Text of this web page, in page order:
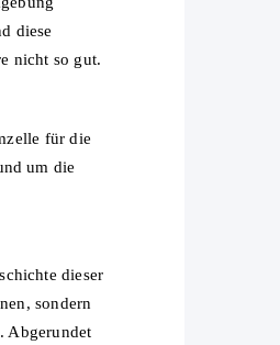
diese
nicht so gut.
für die
um die
dieser
sondern
Abgerundet